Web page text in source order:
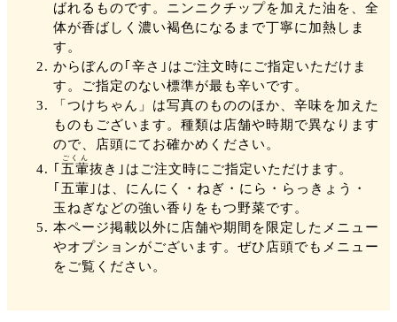
ばれるものです。ニンニクチップを加えた油を、全
体が香ばしく濃い褐色になるまで丁寧に加熱しま
す。
からぼんの｢辛さ｣はご注文時にご指定いただけま
す。ご指定のない標準が最も辛いです。
「つけちゃん」は写真のもののほか、辛味を加えた
ものもございます。種類は店舗や時期で異なります
ので、店頭にてお確かめください。
｢ 五葷
ごくん
抜き｣はご注文時にご指定いただけます。
｢ 五葷 ｣は、にんにく・ねぎ・にら・らっきょう・
玉ねぎなどの強い香りをもつ野菜です。
本ページ掲載以外に店舗や期間を限定したメニュー
やオプションがございます。ぜひ店頭でもメニュー
をご覧ください。